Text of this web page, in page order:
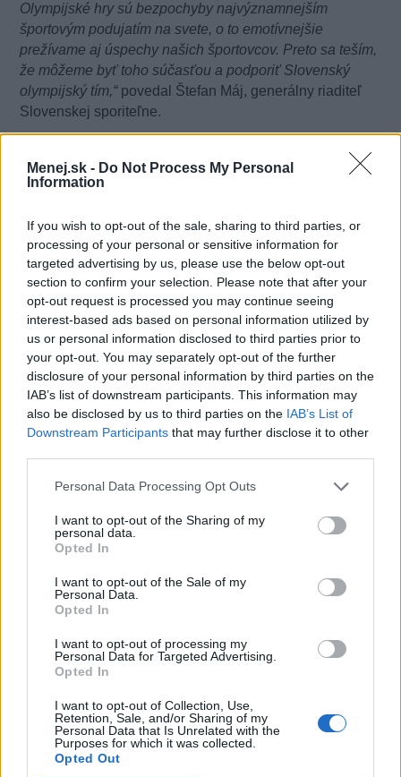
Menej.sk - Do Not Process My Personal
Information
If you wish to opt-out of the sale, sharing to third parties, or
processing of your personal or sensitive information for
targeted advertising by us, please use the below opt-out
section to confirm your selection. Please note that after your
opt-out request is processed you may continue seeing
interest-based ads based on personal information utilized by
us or personal information disclosed to third parties prior to
your opt-out. You may separately opt-out of the further
disclosure of your personal information by third parties on the
IAB’s list of downstream participants. This information may
also be disclosed by us to third parties on the IAB’s List of
Downstream Participants that may further disclose it to other
Personal Data Processing Opt Outs
I want to opt-out of the Sharing of my
personal data.
Opted In
I want to opt-out of the Sale of my
Personal Data.
Opted In
I want to opt-out of processing my
Personal Data for Targeted Advertising.
Opted In
I want to opt-out of Collection, Use,
Retention, Sale, and/or Sharing of my
Personal Data that Is Unrelated with the
Purposes for which it was collected.
Opted Out
Olympijské hry sú bezpochyby najvýznamnejším
športovým podujatím na svete, o to emotívnejšie
prežívame aj úspechy našich športovcov. Preto sa teším,
že môžeme byť toho súčasťou a podporiť Slovenský
olympijský tím,“povedal Štefan Máj, generálny riaditeľ
Slovenskej sporiteľne.
Slovensko je druhou krajinou v Európe, ktorá ma
fotografie svojich olympionikov na platobnej karte. Klienti
Slovenskej sporiteľne si môžu svoju platobnú kartu
bezplatne vymeniť za olympijskú, noví klienti o ňu môžu
požiadať pri založení bežného účtu. Ako výsledná suma
na podporu našej športovej výpravy rastie, ako aj
využívanie finančných prostriedkov, môžu všetci
kto touto kartou platí, hrá o lákavú cenu –
zájazd do Rio
de Janeiro na Olympijské hry 2016
Edícia ponúkne vizuály našich olympijských medailistov
Danky Bartekovej a bratov Hochschornerovcov, skvelých
Danielu Hantuchovú, kajakárku Janu Dukátovú a naše
olympijské nádeje Richarda Vargu, beachvolejbalové
Navyše jeden extra dizajn našej vlajky, pod ktorej
trikolórou budú naši olympionici reprezentovať
Slovensko.